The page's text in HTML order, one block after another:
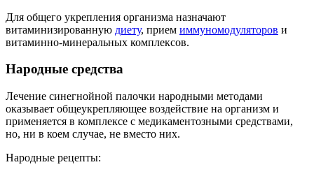
Для общего укрепления организма назначают
витаминизированную диету, прием иммуномодуляторов и
витаминно-минеральных комплексов.
Народные средства
Лечение синегнойной палочки народными методами
оказывает общеукрепляющее воздействие на организм и
применяется в комплексе с медикаментозными средствами,
но, ни в коем случае, не вместо них.
Народные рецепты: